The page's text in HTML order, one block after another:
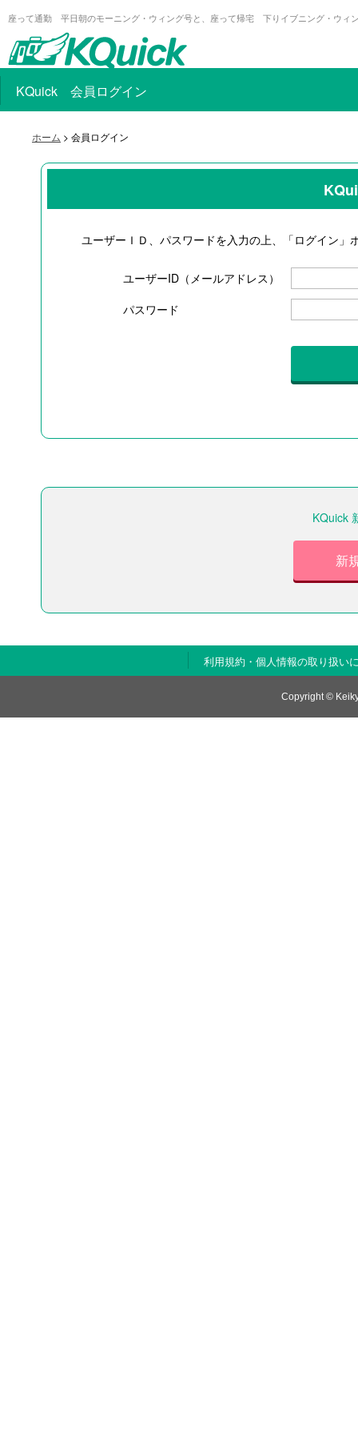
座って通勤 平日朝のモーニング・ウィング号と、座って帰宅 下りイブニング・ウィ
KQuick 会員ログイン
ホーム > 会員ログイン
ユーザーＩＤ、パスワードを入力の上、「ログイン」
ユーザーID（メールアドレス）
パスワード
KQuick
新
利用規約・個人情報の取り扱い
Copyright ©